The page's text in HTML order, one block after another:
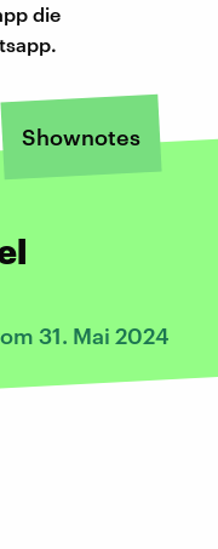
die
Shownotes
31. Mai 2024